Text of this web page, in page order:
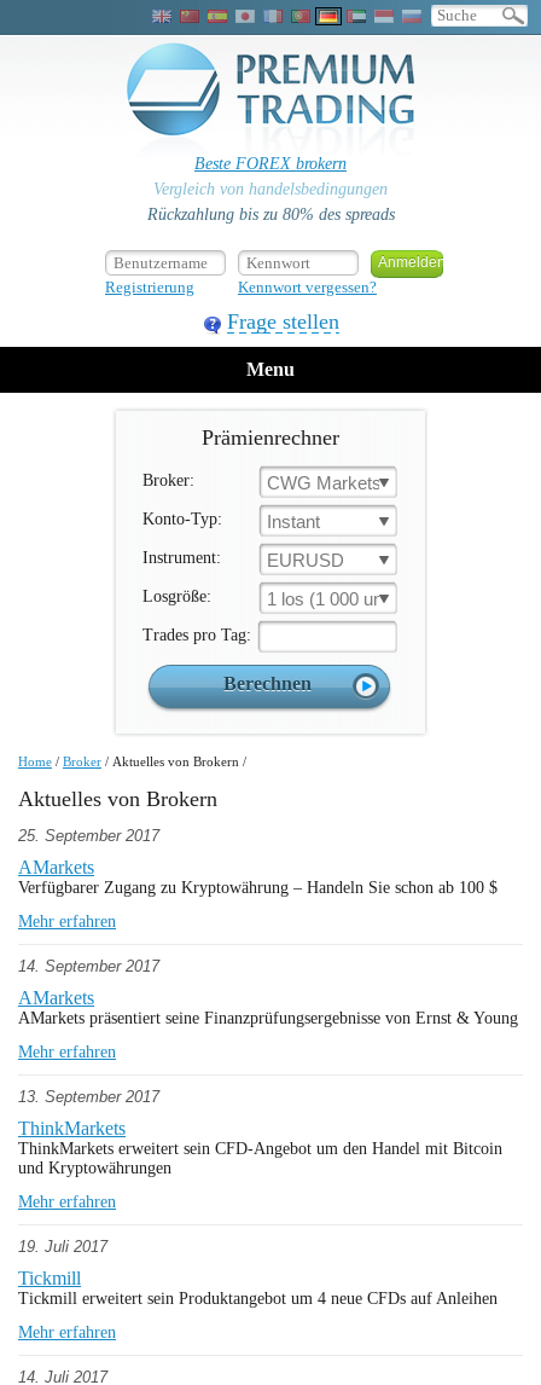
Beste FOREX brokern
Vergleich von handelsbedingungen
Rückzahlung bis zu 80% des spreads
Registrierung Kennwort vergessen?
Frage stellen
Menu
Prämienrechner
Broker: CWG Markets
Konto-Typ: Instant
Instrument: EURUSD
Losgröße: 1 los (1 000 un.)
Trades pro Tag:
Home / Broker / Aktuelles von Brokern /
Aktuelles von Brokern
25. September 2017
AMarkets
Verfügbarer Zugang zu Kryptowährung – Handeln Sie schon ab 100 $
Mehr erfahren
14. September 2017
AMarkets
AMarkets präsentiert seine Finanzprüfungsergebnisse von Ernst & Young
Mehr erfahren
13. September 2017
ThinkMarkets
ThinkMarkets erweitert sein CFD-Angebot um den Handel mit Bitcoin
und Kryptowährungen
Mehr erfahren
19. Juli 2017
Tickmill
Tickmill erweitert sein Produktangebot um 4 neue CFDs auf Anleihen
Mehr erfahren
14. Juli 2017